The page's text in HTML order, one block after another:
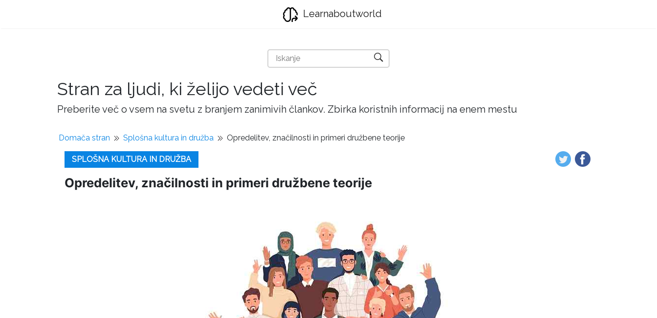
Learnaboutworld
Stran za ljudi, ki želijo vedeti več
Preberite več o vsem na svetu z branjem zanimivih člankov. Zbirka koristnih informacij na enem mestu
Domača stran Splošna kultura in družba Opredelitev, značilnosti in primeri družbene teorije
SPLOŠNA KULTURA IN DRUŽBA
Opredelitev, značilnosti in primeri družbene teorije